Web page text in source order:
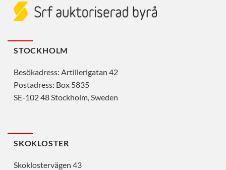
STOCKHOLM
Besökadress: Artillerigatan 42
Postadress: Box 5835
SE-102 48 Stockholm, Sweden
SKOKLOSTER
Skoklostervägen 43